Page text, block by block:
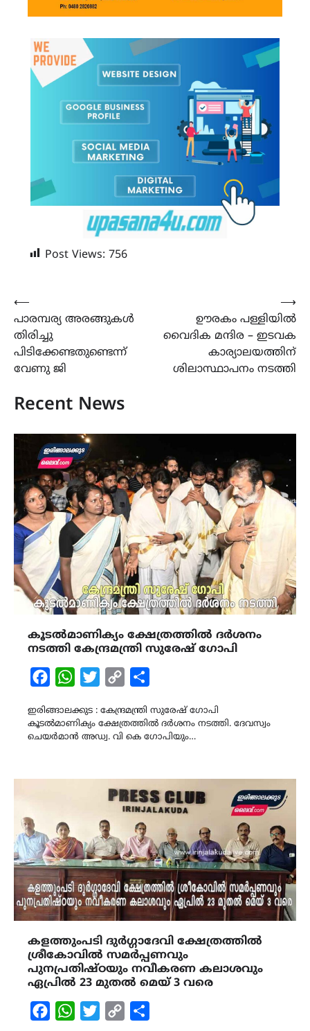
Post Views: 756
Post
navigation
⟵
പാരമ്പര്യ അരങ്ങുകൾ
തിരിച്ചു
പിടിക്കേണ്ടതുണ്ടെന്ന്
വേണു ജി
ഊരകം പള്ളിയിൽ
വൈദിക മന്ദിര – ഇടവക
കാര്യാലയത്തിന്
ശിലാസ്ഥാപനം നടത്തി
⟶
Recent News
കൂടൽമാണിക്യം ക്ഷേത്രത്തിൽ ദർശനം
നടത്തി കേന്ദ്രമന്ത്രി സുരേഷ് ഗോപി
FacebookWhatsAppTwitterCopy
ഇരിങ്ങാലക്കുട : കേന്ദ്രമന്ത്രി സുരേഷ് ഗോപി
കൂടൽമാണിക്യം ക്ഷേത്രത്തിൽ ദർശനം നടത്തി. ദേവസ്വം
ചെയർമാൻ അഡ്വ. വി കെ ഗോപിയും…
കളത്തുംപടി ദുർഗ്ഗാദേവി ക്ഷേത്രത്തിൽ
ശ്രീകോവിൽ സമർപ്പണവും
പുനപ്രതിഷ്ഠയും നവീകരണ കലാശവും
ഏപ്രിൽ 23 മുതൽ മെയ് 3 വരെ
FacebookWhatsAppTwitterCopy